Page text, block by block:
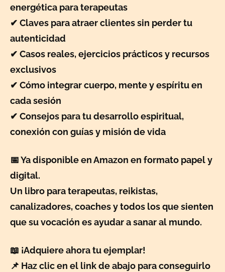
energética para terapeutas
✔ Claves para atraer clientes sin perder tu
autenticidad
✔ Casos reales, ejercicios prácticos y recursos
exclusivos
✔ Cómo integrar cuerpo, mente y espíritu en
cada sesión
✔ Consejos para tu desarrollo espiritual,
conexión con guías y misión de vida
📅 Ya disponible en Amazon en formato papel y
digital.
Un libro para terapeutas, reikistas,
canalizadores, coaches y todos los que sienten
que su vocación es ayudar a sanar al mundo.
📖 ¡Adquiere ahora tu ejemplar!
📌 Haz clic en el link de abajo para conseguirlo